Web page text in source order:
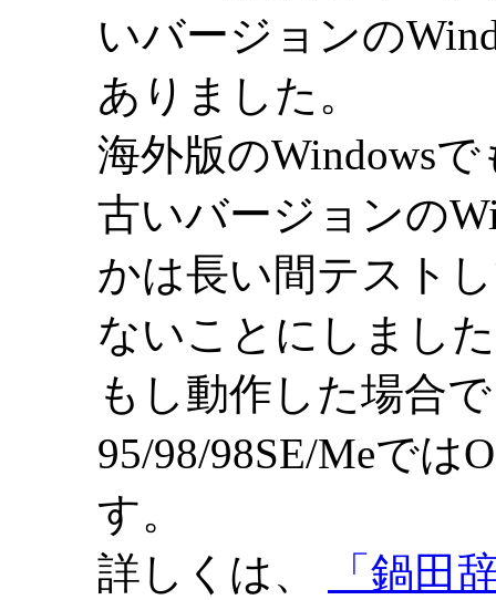
いバージョンの
ありました。
海外版のWindows
古いバージョンの
かは長い間テスト
ないことにしまし
もし動作した場合
95/98/98SE/Meでは
す。
詳しくは、
「鍋田